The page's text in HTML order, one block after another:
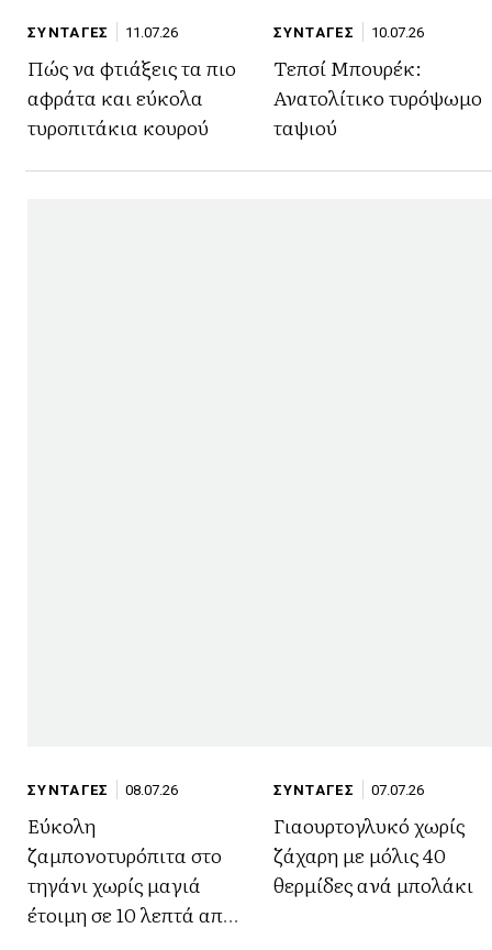
ΣΥΝΤΑΓΕΣ 11.07.26
Πώς να φτιάξεις τα πιο
αφράτα και εύκολα
τυροπιτάκια κουρού
ΣΥΝΤΑΓΕΣ 10.07.26
Τεπσί Μπουρέκ:
Ανατολίτικο τυρόψωμο
ταψιού
ΣΥΝΤΑΓΕΣ 08.07.26
Εύκολη
ζαμπονοτυρόπιτα στο
τηγάνι χωρίς μαγιά
έτοιμη σε 10 λεπτά από
ΣΥΝΤΑΓΕΣ 07.07.26
Γιαουρτογλυκό χωρίς
ζάχαρη με μόλις 40
θερμίδες ανά μπολάκι